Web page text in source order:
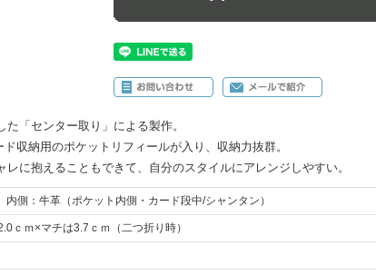
「センター取り」による製作。
収納用のポケットリフィールが入り、収納力抜群。
に抱えることもできて、自分のスタイルにアレンジしやすい。
内側：牛革（ポケット内側・カード段中/シャンタン）
ｃｍ×マチは3.7ｃｍ（二つ折り時）